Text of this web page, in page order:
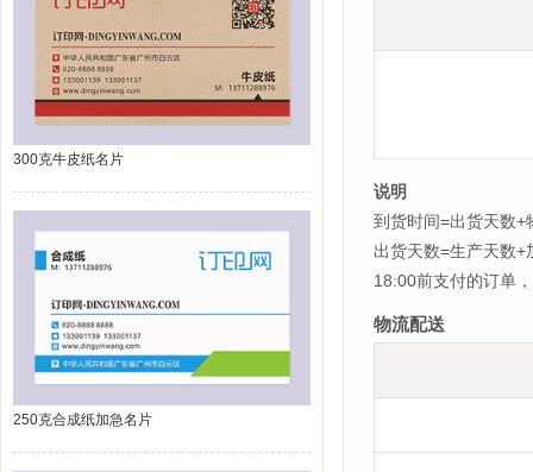
300克牛皮纸名片
250克合成纸加急名片
说明
到货时间=出货天数+
出货天数=生产天数
18:00前支付的订单
物流配送